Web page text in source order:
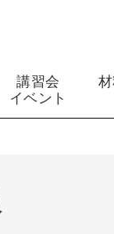
講習会
イベント